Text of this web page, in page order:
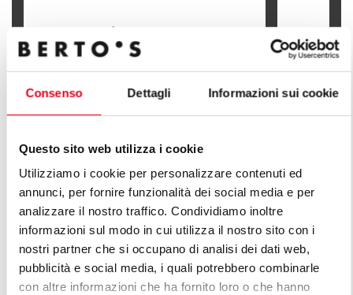
Consenso Dettagli Informazioni sui cookie
Questo sito web utilizza i cookie
Utilizziamo i cookie per personalizzare contenuti ed
annunci, per fornire funzionalità dei social media e per
analizzare il nostro traffico. Condividiamo inoltre
informazioni sul modo in cui utilizza il nostro sito con i
nostri partner che si occupano di analisi dei dati web,
pubblicità e social media, i quali potrebbero combinarle
con altre informazioni che ha fornito loro o che hanno
FREIDORA ELÉCTRICA DE BANCO - 10
L
10 L
DESCUBRE TODAS LAS LÍNEAS DE
LÍNEA PLUS
Una infinita serie de soluciones para satisfacer las
exigencias del mercado. Cocinas versátiles con
distintas características de capacidad productiva.